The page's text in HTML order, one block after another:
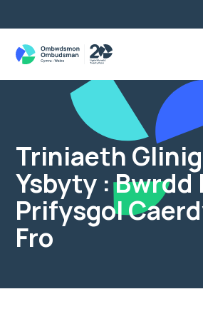
Triniaeth
Ysbyty : Bwrdd
Prifysgol
Fro